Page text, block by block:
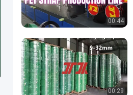
00:44
00:29